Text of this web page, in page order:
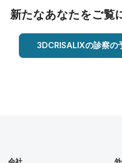
新たなあなたをご覧
3DCRISALIXの診察の
会社